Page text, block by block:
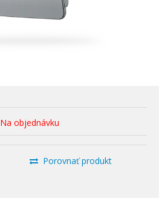
Na objednávku
Porovnať produkt